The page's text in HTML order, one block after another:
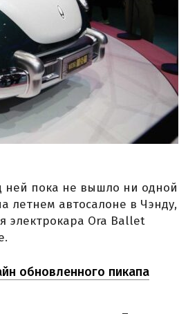
ней пока не вышло ни одной
летнем автосалоне в Чэнду,
электрокара Ora Ballet
обновленного пикапа